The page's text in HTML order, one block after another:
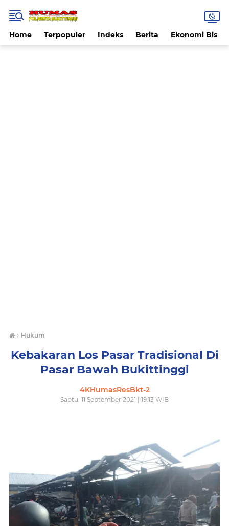
Home Terpopuler Indeks Berita Ekonomi Bisnis
› Hukum
Kebakaran Los Pasar Tradisional Di
Pasar Bawah Bukittinggi
4KHumasResBkt-2
Sabtu, 11 September 2021 | 19:13 WIB